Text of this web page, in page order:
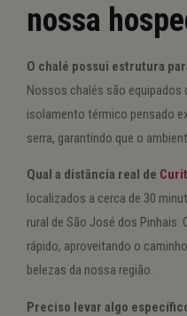
nossa
O chalé possui estrutura
Nossos chalés são equipados
isolamento térmico pensado
serra, garantindo que o
Qual a distância real de
localizados a cerca de 30
rural de São José dos
rápido, aproveitando o
belezas da nossa região.
Preciso levar algo